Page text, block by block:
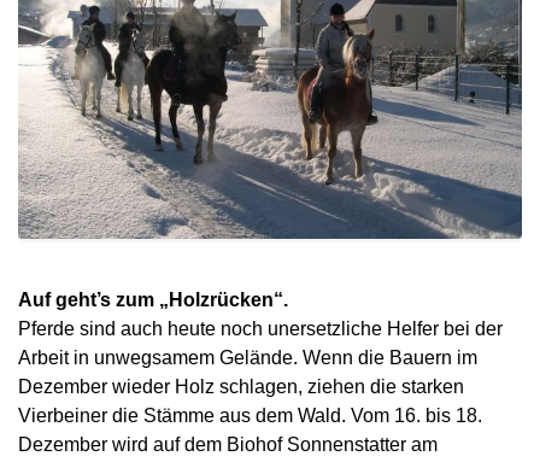
Auf geht’s zum „Holzrücken“.
Pferde sind auch heute noch unersetzliche Helfer bei der
Arbeit in unwegsamem Gelände. Wenn die Bauern im
Dezember wieder Holz schlagen, ziehen die starken
Vierbeiner die Stämme aus dem Wald. Vom 16. bis 18.
Dezember wird auf dem Biohof Sonnenstatter am